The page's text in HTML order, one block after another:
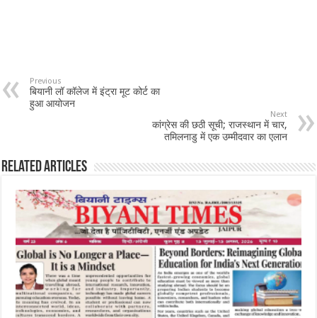
Previous
बियानी लॉ कॉलेज में इंट्रा मूट कोर्ट का
हुआ आयोजन
Next
कांग्रेस की छठी सूची; राजस्थान में चार,
तमिलनाडु में एक उम्मीदवार का एलान
Related Articles